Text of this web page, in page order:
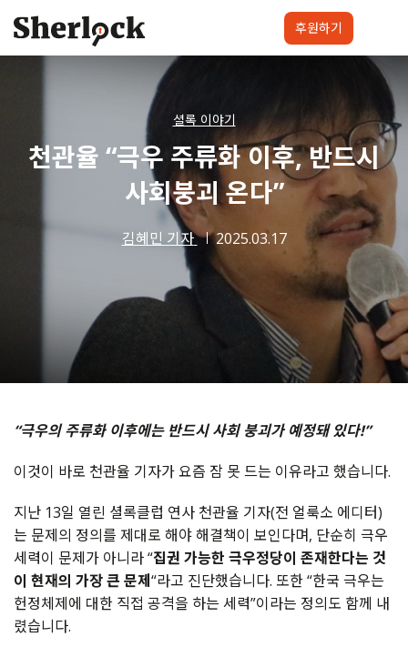
content
프로젝트
후원하기
셜록 이야기
천관율 “극우 주류화 이후, 반드시
사회붕괴 온다”
김혜민 기자 2025.03.17
“극우의 주류화 이후에는 반드시 사회 붕괴가 예정돼 있다!”
이것이 바로 천관율 기자가 요즘 잠 못 드는 이유라고 했습니다.
지난 13일 열린 셜록클럽 연사 천관율 기자(전 얼룩소 에디터)
는 문제의 정의를 제대로 해야 해결책이 보인다며, 단순히 극우
세력이 문제가 아니라 “집권 가능한 극우정당이 존재한다는 것
이 현재의 가장 큰 문제“라고 진단했습니다. 또한 “한국 극우는
헌정체제에 대한 직접 공격을 하는 세력”이라는 정의도 함께 내
렸습니다.